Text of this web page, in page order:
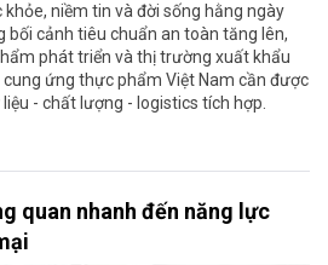
niềm tin và đời sống hằng ngày
bối cảnh tiêu chuẩn an toàn tăng lên,
phát triển và thị trường xuất khẩu
ứng thực phẩm Việt Nam cần được
- chất lượng - logistics tích hợp.
quan nhanh đến năng lực